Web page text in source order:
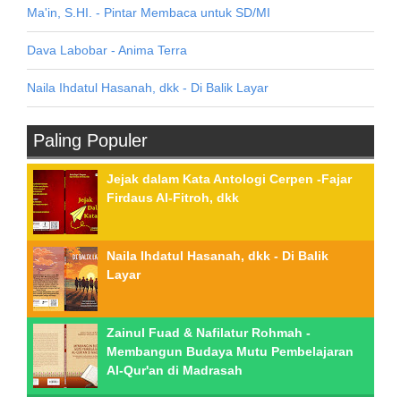
Ma'in, S.HI. - Pintar Membaca untuk SD/MI
Dava Labobar - Anima Terra
Naila Ihdatul Hasanah, dkk - Di Balik Layar
Paling Populer
Jejak dalam Kata Antologi Cerpen -Fajar
Firdaus Al-Fitroh, dkk
Naila Ihdatul Hasanah, dkk - Di Balik
Layar
Zainul Fuad & Nafilatur Rohmah -
Membangun Budaya Mutu Pembelajaran
Al-Qur'an di Madrasah